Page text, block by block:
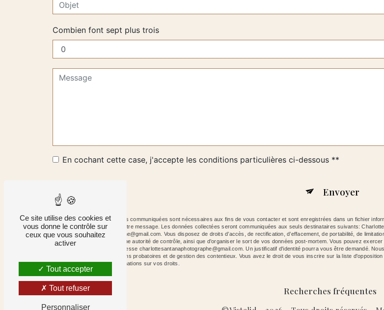
Combien font sept plus trois
En cochant cette case, j'accepte les conditions particulières ci-dessous **
Envoyer
** Les données personnelles communiquées sont nécessaires aux fins de vous contacter et sont enregistrées dans un fichier
le seul but de répondre à votre message. Les données collectées seront communiquées aux seuls destinataires suivants:
charlottesantanaphotographe@gmail.com. Vous disposez de droits d’accès, de rectification, d’effacement, de portabilité, de
une réclamation auprès d’une autorité de contrôle, ainsi que d’organiser le sort de vos données post-mortem. Vous pouvez
courrier électronique à l'adresse charlottesantanaphotographe@gmail.com. Un justificatif d'identité pourra vous être demandé.
de prescription légale aux fins probatoires et de gestion des contentieux. Vous avez le droit de vous inscrire sur la liste
site cnil.fr pour plus d’informations sur vos droits.
Recherches fréquentes
Ce site utilise des cookies et
vous donne le contrôle sur
ceux que vous souhaitez
activer
Tout accepter
Tout refuser
Personnaliser